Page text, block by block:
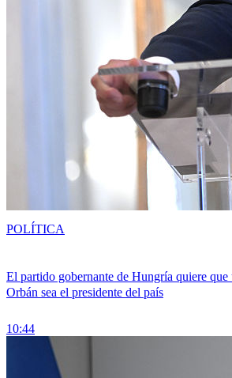
El partido gobernante de Hungría quiere
Orbán sea el presidente del país
10:44
POLÍTICA